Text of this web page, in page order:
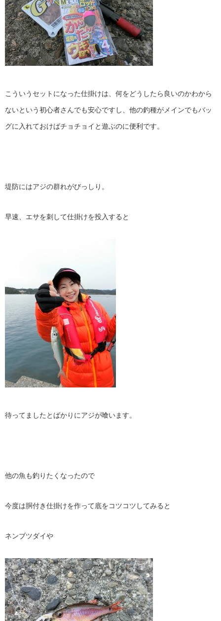
こういうセットになった仕掛けは、何をどうしたら良いのかわから
ないという初心者さんでも安心ですし、他の釣種がメインでもバッ
グに入れておけばチョチョイと遊ぶのに便利です。
堤防にはアジの群れがびっしり。
早速、エサを刺して仕掛けを投入すると
待ってましたとばかりにアジが喰います。
他の魚も釣りたくなったので
今度は胴付き仕掛けを作って底をコツコツしてみると
ネンブツダイや